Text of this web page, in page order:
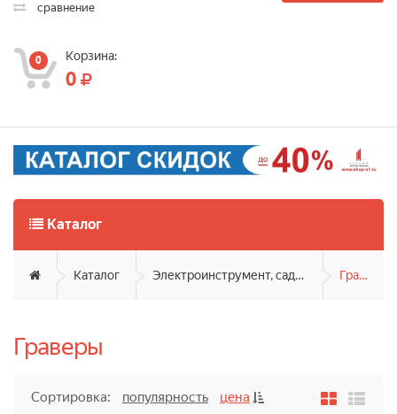
сравнение
0 Корзина:
0
Каталог
Каталог Электроинструмент, садовая техника Граверы
Граверы
Сортировка: популярность
цена